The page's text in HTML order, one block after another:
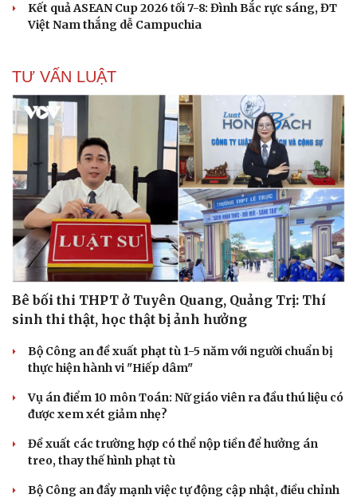
Cải chính
Kết quả ASEAN Cup 2026 tối 7-8: Đình Bắc rực sáng, ĐT
Việt Nam thắng dễ Campuchia
TƯ VẤN LUẬT
Bê bối thi THPT ở Tuyên Quang, Quảng Trị: Thí
sinh thi thật, học thật bị ảnh hưởng
Bộ Công an đề xuất phạt tù 1-5 năm với người chuẩn bị
thực hiện hành vi "Hiếp dâm"
Vụ án điểm 10 môn Toán: Nữ giáo viên ra đầu thú liệu có
được xem xét giảm nhẹ?
Đề xuất các trường hợp có thể nộp tiền để hưởng án
treo, thay thế hình phạt tù
Bộ Công an đẩy mạnh việc tự động cập nhật, điều chỉnh